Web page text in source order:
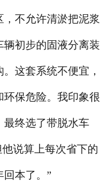
不允许清淤把泥浆
初步的固液分离装
这套系统不便宜，
保危险。我印象很
最终选了带脱水车
说算上每次省下的
本了。”